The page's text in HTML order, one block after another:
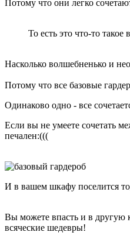
Потому что они легко
То есть это что-то
Насколько волшебненько и
Потому что все базовые
Одинаково одно - все
Если вы не умеете сочетать
печален:(((
И в вашем шкафу поселится
Вы можете впасть и в другую
всяческие шедевры!